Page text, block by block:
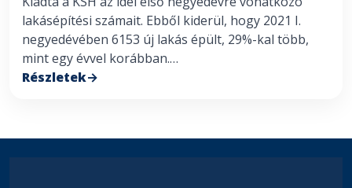
lakásépítési számait. Ebből kiderül, hogy 2021 I.
negyedévében 6153 új lakás épült, 29%-kal több,
mint egy évvel korábban.…
Részletek